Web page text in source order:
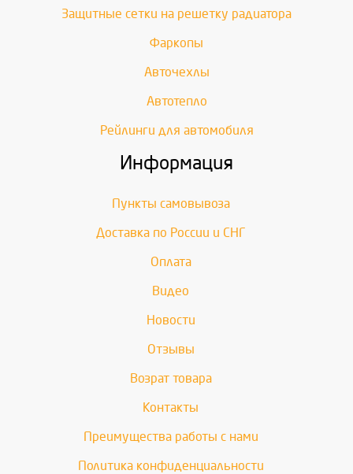
Защитные сетки на решетку радиатора
Фаркопы
Авточехлы
Автотепло
Рейлинги для автомобиля
Информация
Пункты самовывоза
Доставка по России и СНГ
Оплата
Видео
Новости
Отзывы
Возрат товара
Контакты
Преимущества работы с нами
Политика конфиденциальности